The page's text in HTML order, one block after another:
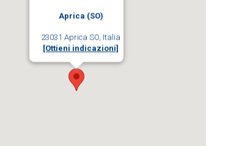
Aprica (SO)
23031 Aprica SO, Italia
[Ottieni indicazioni]